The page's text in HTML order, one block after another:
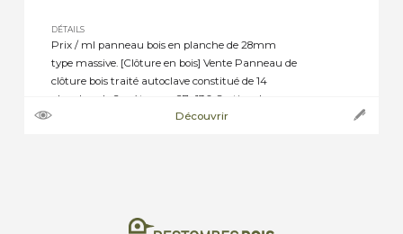
DÉTAILS
Prix / ml panneau bois en planche de 28mm
type massive. [Clôture en bois] Vente Panneau de
clôture bois traité autoclave constitué de 14
planches de 2 mètres en 27×130 Section des
lames : 27x130mm longueur des lames : 2m &
Découvrir